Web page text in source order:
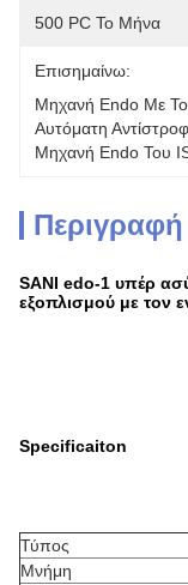
500 PC Το Μήνα
Επισημαίνω:
Μηχανή Endo Με
Αυτόματη
Μηχανή Endo Του
SANI edo-1 υπέρ
εξοπλισμού με τον
Specificaiton
Τύπος
Μνήμη